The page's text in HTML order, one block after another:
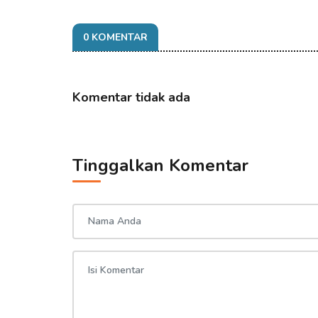
0 KOMENTAR
Komentar tidak ada
Tinggalkan Komentar